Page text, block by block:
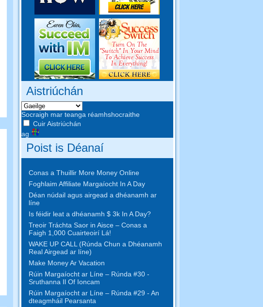
Aistriúchán
Socraigh mar teanga réamhshocraithe
Cuir Aistriúchán
ag
Poist is Déanaí
Conas a Thuillir More Money Online
Foghlaim Affiliate Margaíocht In A Day
Déan núdail agus airgead a dhéanamh ar
líne
Is féidir leat a dhéanamh $ 3k In A Day?
Treoir Tráchta Saor in Aisce – Conas a
Faigh 1,000 Cuairteoirí Lá!
WAKE UP CALL (Rúnda Chun a Dhéanamh
Real Airgead ar líne)
Make Money Ar Vacation
Rúin Margaíocht ar Líne – Rúnda #30 -
Sruthanna Il Of Ioncam
Rúin Margaíocht ar Líne – Rúnda #29 - An
dteagmháil Pearsanta